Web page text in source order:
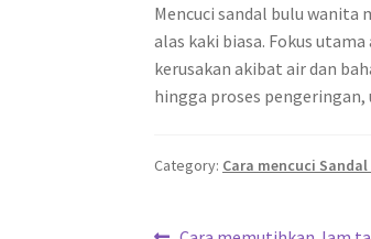
Mencuci sandal bulu wanita
alas kaki biasa. Fokus
kerusakan akibat air dan
hingga proses
Category: Cara mencuci